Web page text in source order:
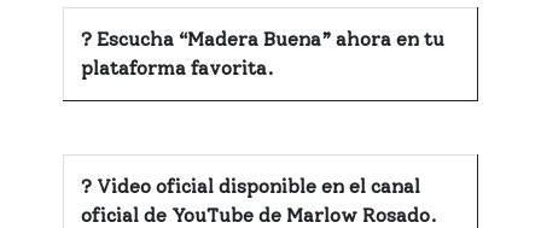
? Escucha “Madera Buena” ahora en tu
plataforma favorita.
? Video oficial disponible en el canal
oficial de YouTube de Marlow Rosado.